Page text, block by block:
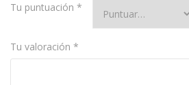
Tu puntuación *
Tu valoración *